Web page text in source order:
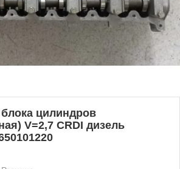
блока цилиндров
V=2,7 CRDI дизель